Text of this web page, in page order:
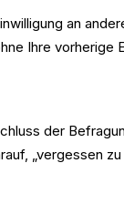
an
Ihre vorherige
der
„vergessen